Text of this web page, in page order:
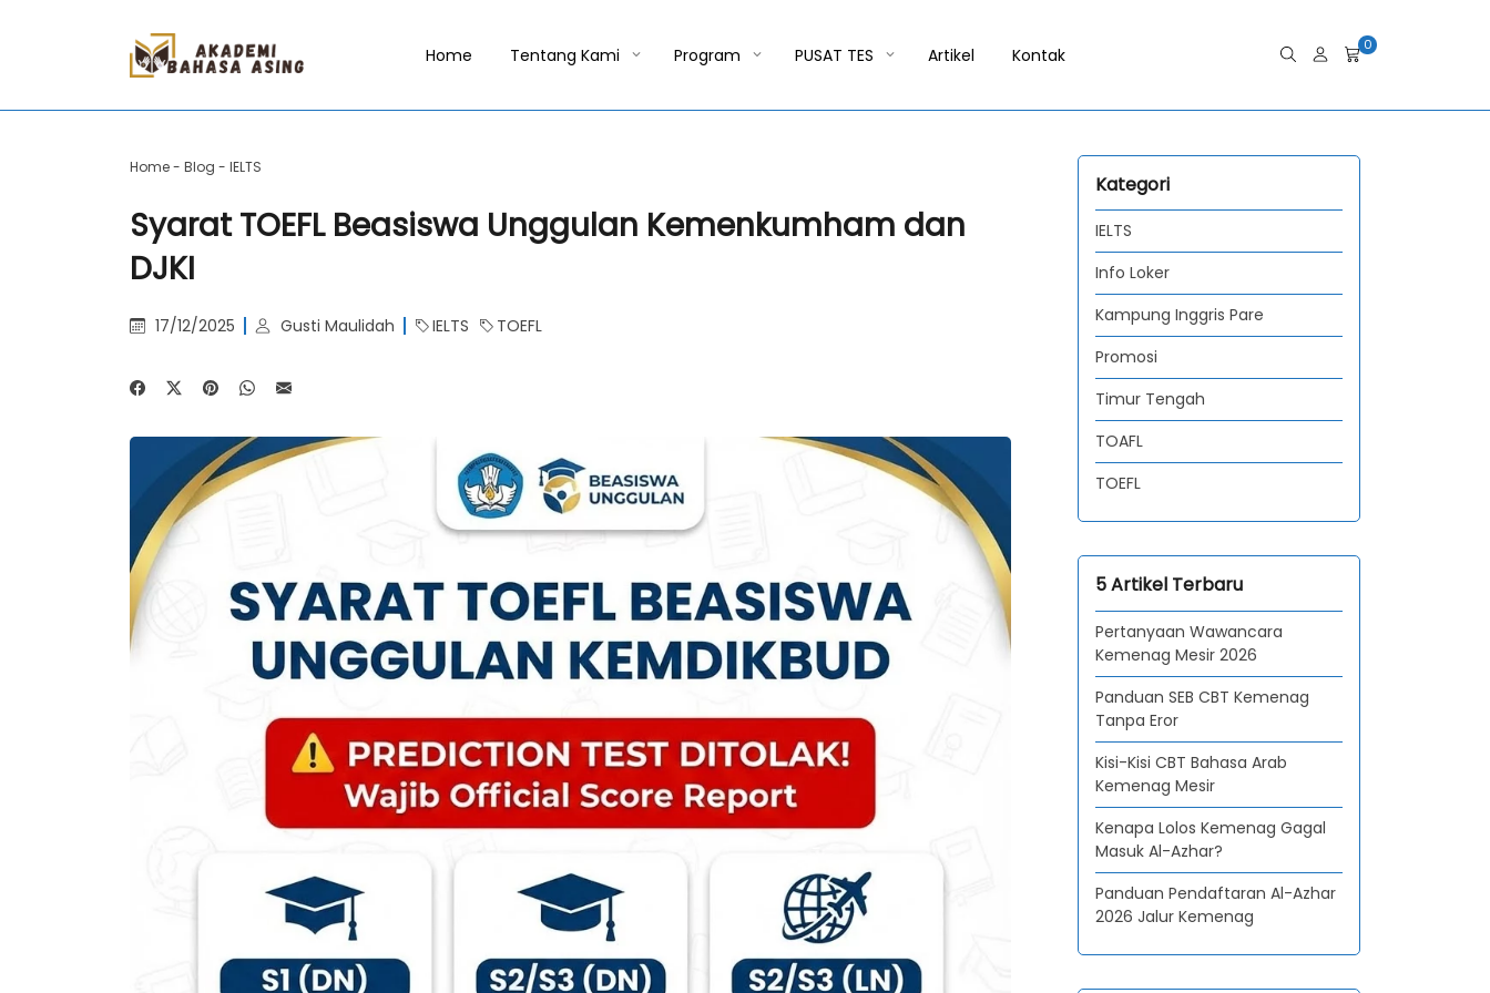
Home Tentang Kami Program PUSAT TES Artikel Kontak
0
Home- Blog - IELTS
Syarat TOEFL Beasiswa Unggulan Kemenkumham dan
DJKI
17/12/2025 Gusti Maulidah IELTS TOEFL
Kategori
IELTS
Info Loker
Kampung Inggris Pare
Promosi
Timur Tengah
TOAFL
TOEFL
5 Artikel Terbaru
Pertanyaan Wawancara
Kemenag Mesir 2026
Panduan SEB CBT Kemenag
Tanpa Eror
Kisi-Kisi CBT Bahasa Arab
Kemenag Mesir
Kenapa Lolos Kemenag Gagal
Masuk Al-Azhar?
Panduan Pendaftaran Al-Azhar
2026 Jalur Kemenag